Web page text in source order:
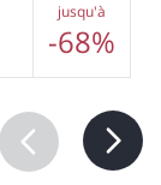
jusqu'à
-68%